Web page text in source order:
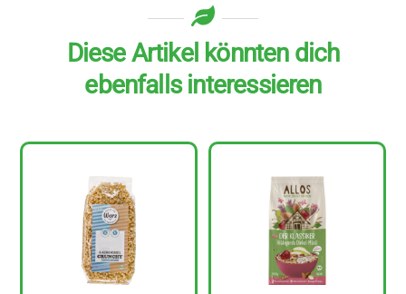
Diese Artikel könnten dich
ebenfalls interessieren